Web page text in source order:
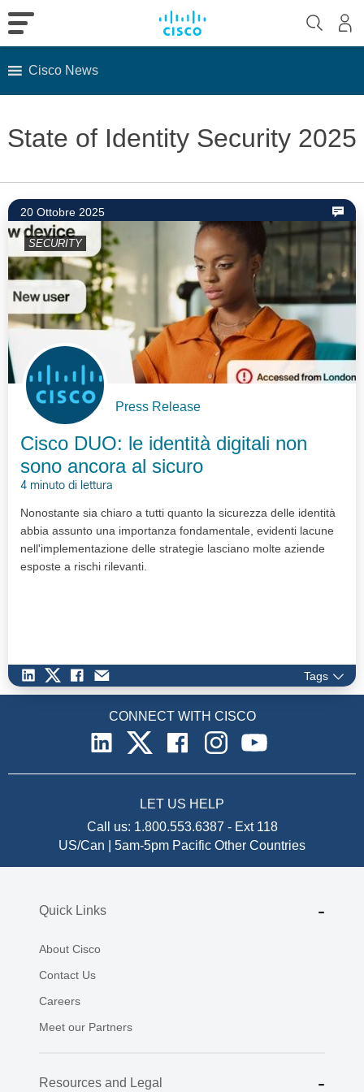
Cisco News
content
State of Identity Security 2025
20 Ottobre 2025
SECURITY
Press Release
Cisco DUO: le identità digitali non
sono ancora al sicuro
4 minuto di lettura
Nonostante sia chiaro a tutti quanto la sicurezza delle identità
abbia assunto una importanza fondamentale, evidenti lacune
nell'implementazione delle strategie lasciano molte aziende
esposte a rischi rilevanti.
Tags
CONNECT WITH CISCO
LET US HELP
Call us: 1.800.553.6387 - Ext 118
US/Can | 5am-5pm Pacific Other Countries